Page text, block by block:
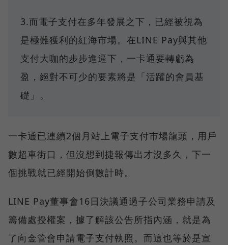
3.而電子支付在多年發展之下，已經被視為
是極難獲利的紅海市場。在LINE Pay與其他
支付大咖的步步進逼下，一卡通要轉虧為
盈，絕對不可少的要素將是「活躍的會員基
礎」。
一卡通已連續2個月站上電子支付市場龍頭，用戶
數超車街口，但沒想到捷報傳出才沒多久，下一
個挑戰就已經開始倒數計時。
LINE Pay董事會16日決議通過子公司業務申請及
籌備處授權案，據了解該公告所指內涵，就是為
了向金管會申請電子支付執照。而這也等於是宣